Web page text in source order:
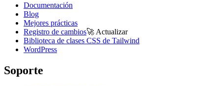
Documentación
Blog
Mejores prácticas
Registro de cambios🚀 Actualizar
Biblioteca de clases CSS de Tailwind
WordPress
Soporte